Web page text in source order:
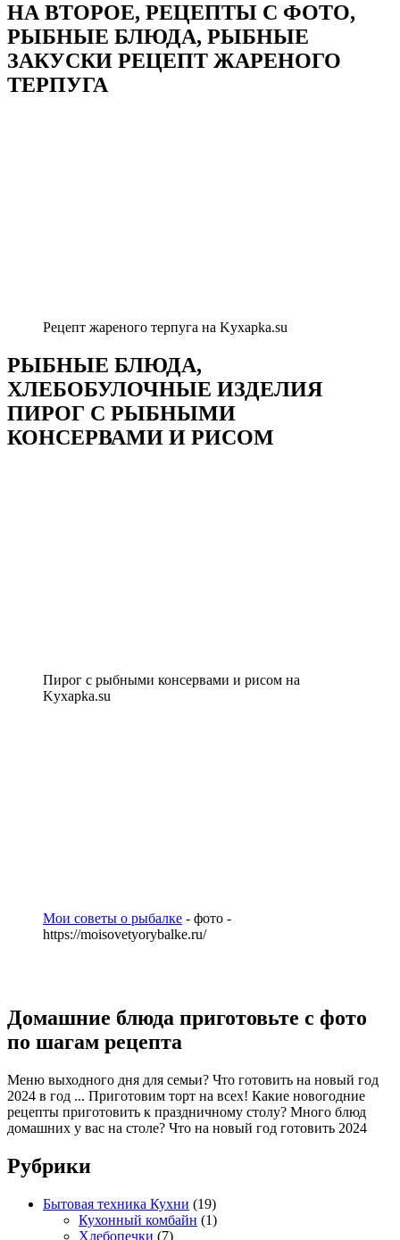
НА ВТОРОЕ, РЕЦЕПТЫ С ФОТО,
РЫБНЫЕ БЛЮДА, РЫБНЫЕ
ЗАКУСКИ РЕЦЕПТ ЖАРЕНОГО
ТЕРПУГА
Рецепт жареного терпуга на Kyxapka.su
РЫБНЫЕ БЛЮДА,
ХЛЕБОБУЛОЧНЫЕ ИЗДЕЛИЯ
ПИРОГ С РЫБНЫМИ
КОНСЕРВАМИ И РИСОМ
Пирог с рыбными консервами и рисом на
Kyxapka.su
Мои советы о рыбалке - фото -
https://moisovetyorybalke.ru/
Домашние блюда приготовьте с фото
по шагам рецепта
Меню выходного дня для семьи? Что готовить на новый год
2024 в год ... Приготовим торт на всех! Какие новогодние
рецепты приготовить к праздничному столу? Много блюд
домашних у вас на столе? Что на новый год готовить 2024
Рубрики
Бытовая техника Кухни (19)
Кухонный комбайн (1)
Хлебопечки (7)